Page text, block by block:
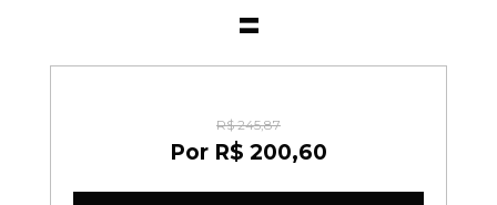
R$ 245,87
R$ 200,60